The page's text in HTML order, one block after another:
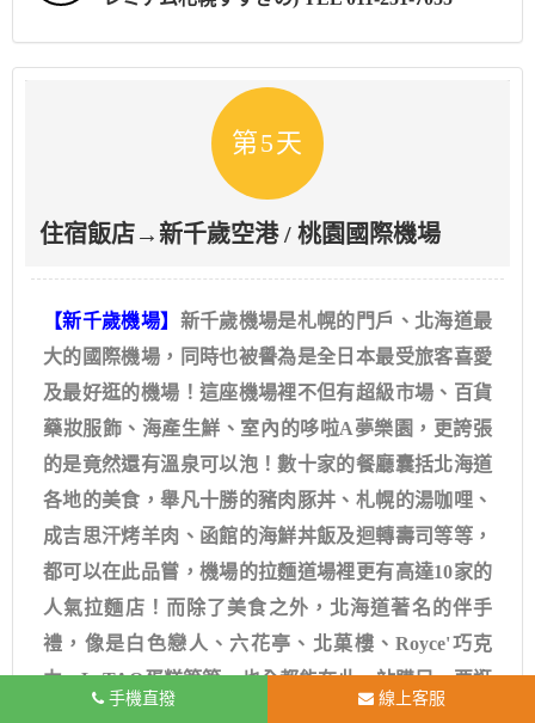
第5天
住宿飯店→新千歲空港 / 桃園國際機場
【新千歲機場】 新千歲機場是札幌的門戶、北海道最
大的國際機場，同時也被譽為是全日本最受旅客喜愛
及最好逛的機場！這座機場裡不但有超級市場、百貨
藥妝服飾、海產生鮮、室內的哆啦A夢樂園，更誇張
的是竟然還有溫泉可以泡！數十家的餐廳囊括北海道
各地的美食，舉凡十勝的豬肉豚丼、札幌的湯咖哩、
成吉思汗烤羊肉、函館的海鮮丼飯及迴轉壽司等等，
都可以在此品嘗，機場的拉麵道場裡更有高達10家的
人氣拉麵店！而除了美食之外，北海道著名的伴手
禮，像是白色戀人、六花亭、北菓樓、Royce'巧克
力、LeTAO蛋糕等等，也全都能在此一站購足，要逛
手機直撥 線上客服